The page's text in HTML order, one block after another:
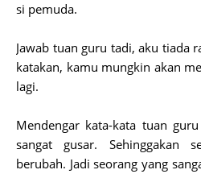
si pemuda.
Jawab tuan guru tadi, aku tiada
katakan, kamu mungkin akan
lagi.
Mendengar kata-kata tuan
sangat gusar. Sehinggakan
berubah. Jadi seorang yang